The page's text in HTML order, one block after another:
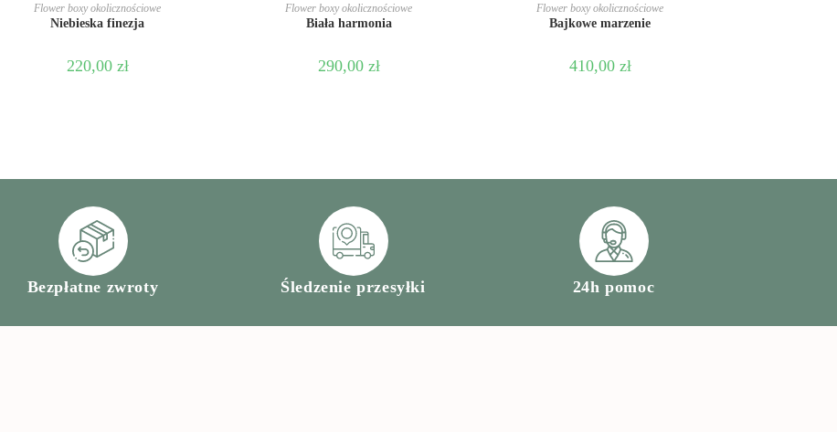
DODAJ DO KOSZYKA
Flower boxy okolicznościowe
Niebieska finezja
220,00 zł
DODAJ DO KOSZYKA
Flower boxy okolicznościowe
Biała harmonia
290,00 zł
DODAJ DO KOSZYKA
Flower boxy okolicznościowe
Bajkowe marzenie
410,00 zł
Bezpłatne zwroty Śledzenie przesyłki 24h pomoc